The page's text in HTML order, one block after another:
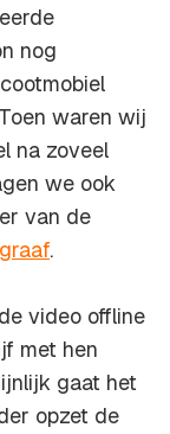
nog
waren wij
na zoveel
we ook
van de
.
video offline
met hen
gaat het
opzet de